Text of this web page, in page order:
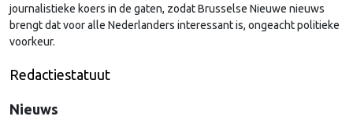
journalistieke koers in de gaten, zodat Brusselse Nieuwe nieuws
brengt dat voor alle Nederlanders interessant is, ongeacht politieke
voorkeur.
Redactiestatuut
Nieuws